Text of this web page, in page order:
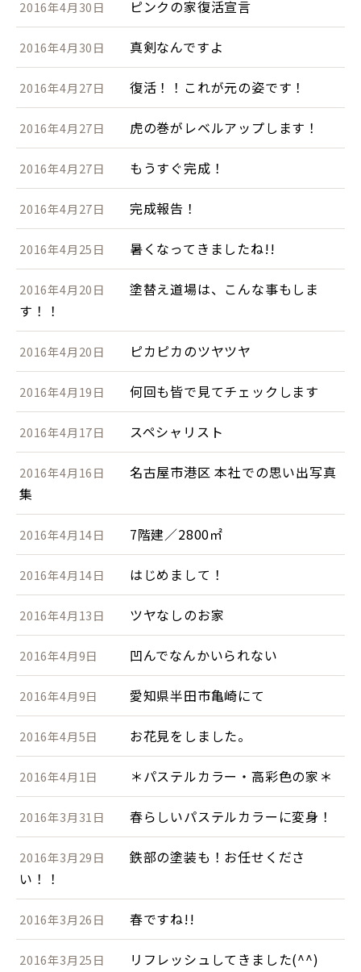
2016年4月30日 ピンクの家復活宣言
2016年4月30日 真剣なんですよ
2016年4月27日 復活！！これが元の姿です！
2016年4月27日 虎の巻がレベルアップします！
2016年4月27日 もうすぐ完成！
2016年4月27日 完成報告！
2016年4月25日 暑くなってきましたね!!
2016年4月20日
塗替え道場は、こんな事もしま
す！！
2016年4月20日 ピカピカのツヤツヤ
2016年4月19日 何回も皆で見てチェックします
2016年4月17日 スペシャリスト
2016年4月16日
名古屋市港区 本社での思い出写真
集
2016年4月14日 7階建／2800㎡
2016年4月14日 はじめまして！
2016年4月13日 ツヤなしのお家
2016年4月9日 凹んでなんかいられない
2016年4月9日 愛知県半田市亀崎にて
2016年4月5日 お花見をしました。
2016年4月1日 ＊パステルカラー・高彩色の家＊
2016年3月31日 春らしいパステルカラーに変身！
2016年3月29日
鉄部の塗装も！お任せくださ
い！！
2016年3月26日 春ですね!!
2016年3月25日 リフレッシュしてきました(^^)